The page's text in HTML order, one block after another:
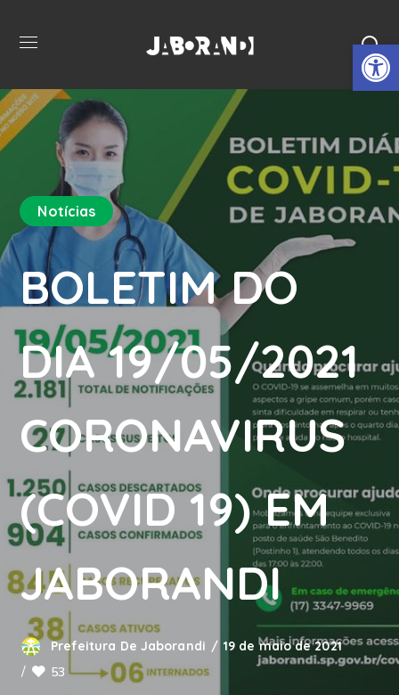
Notícias
BOLETIM DO
DIA 19/05/2021
CORONAVIRUS
(COVID 19) EM
JABORANDI
Prefeitura De Jaborandi 19 de maio de 2021
53